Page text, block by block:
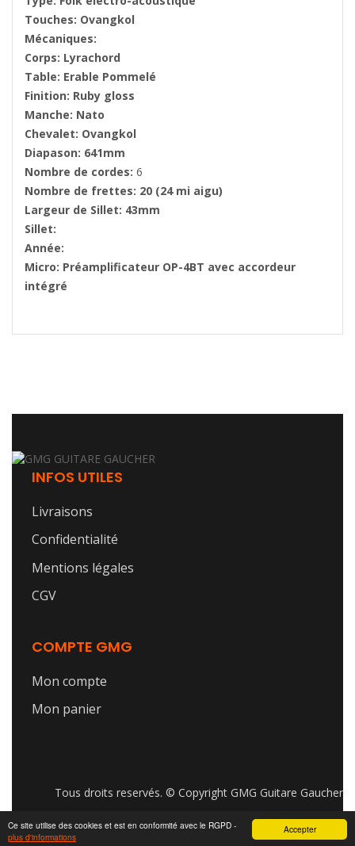
Accepter
Ce site utilise des cookies et est en conformité avec le RGPD -
plus d'informations
Touches: Ovangkol
Mécaniques:
Corps: Lyrachord
Table: Erable Pommelé
Finition: Ruby gloss
Manche: Nato
Chevalet: Ovangkol
Diapason: 641mm
Nombre de cordes: 6
Nombre de frettes: 20 (24 mi aigu)
Largeur de Sillet: 43mm
Sillet:
Année:
Micro: Préamplificateur OP-4BT avec accordeur
intégré
INFOS UTILES
Livraisons
Confidentialité
Mentions légales
CGV
COMPTE GMG
Mon compte
Mon panier
Tous droits reservés. © Copyright GMG Guitare Gaucher